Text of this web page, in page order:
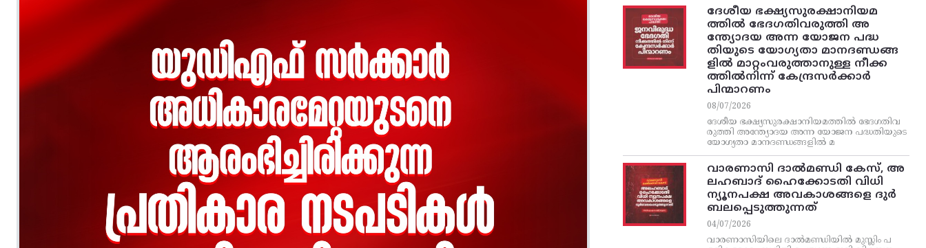
ദേശീയ ഭക്ഷ്യസുരക്ഷാനിയമ
ത്തിൽ ഭേദഗതിവരുത്തി അ
ന്ത്യോദയ അന്ന യോജന പദ്ധ
തിയുടെ യോഗ്യതാ മാനദണ്ഡങ്ങ
ളിൽ മാറ്റംവരുത്താനുള്ള നീക്ക
ത്തിൽനിന്ന്‌ കേന്ദ്രസർക്കാർ
പിന്മാറണം
08/07/2026
ദേശീയ ഭക്ഷ്യസുരക്ഷാനിയമത്തിൽ ഭേദഗതിവ
രുത്തി അന്ത്യോദയ അന്ന യോജന പദ്ധതിയുടെ
യോഗ്യതാ മാനദണ്ഡങ്ങളിൽ മ
വാരണാസി ദാൽമണ്ഡി കേസ്, അ
ലഹബാദ് ഹൈക്കോടതി വിധി
ന്യൂനപക്ഷ അവകാശങ്ങളെ ദുർ
ബലപ്പെടുത്തുന്നത്
04/07/2026
വാരണാസിയിലെ ദാൽമണ്ഡിയിൽ മുസ്ലിം പ